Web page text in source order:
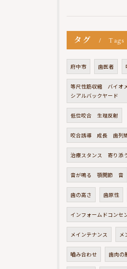
タグ Tags
府中市 歯医者
等尺性筋収縮 バイオ
シアルバックヤード
低位咬合 生理反射
咬合誘導 成長 歯列
治療スタンス 寄り添
音が鳴る 顎関節 音
歯の高さ 歯原性
インフォームドコンセ
メインテナンス メ
嚙み合わせ 歯肉の